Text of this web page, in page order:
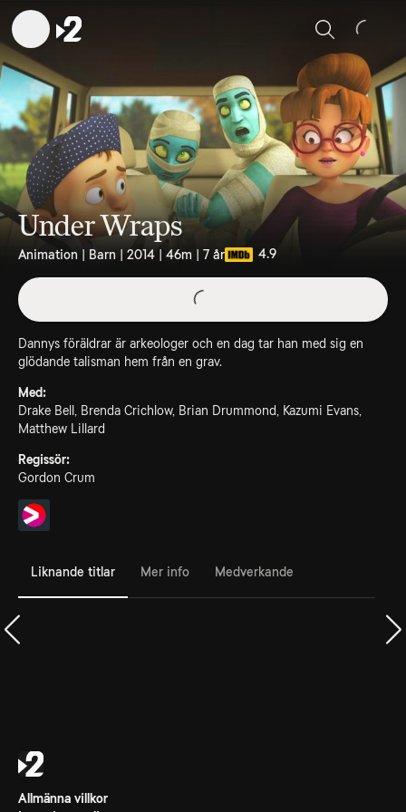
Sök
Under Wraps
Animation | Barn | 2014 | 46m | 7 år 4.9
Dannys föräldrar är arkeologer och en dag tar han med sig en
glödande talisman hem från en grav.
Med:
Drake Bell, Brenda Crichlow, Brian Drummond, Kazumi Evans,
Matthew Lillard
Regissör:
Gordon Crum
Liknande titlar Mer info Medverkande
Allmänna villkor